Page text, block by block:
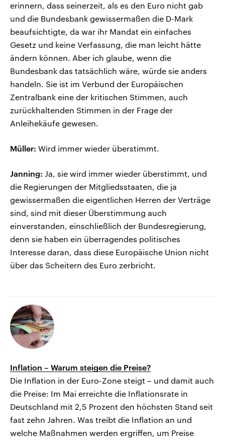
erinnern, dass seinerzeit, als es den Euro nicht gab
und die Bundesbank gewissermaßen die D-Mark
beaufsichtigte, da war ihr Mandat ein einfaches
Gesetz und keine Verfassung, die man leicht hätte
ändern können. Aber ich glaube, wenn die
Bundesbank das tatsächlich wäre, würde sie anders
handeln. Sie ist im Verbund der Europäischen
Zentralbank eine der kritischen Stimmen, auch
zurückhaltenden Stimmen in der Frage der
Anleihekäufe gewesen.
Müller: Wird immer wieder überstimmt.
Janning: Ja, sie wird immer wieder überstimmt, und
die Regierungen der Mitgliedsstaaten, die ja
gewissermaßen die eigentlichen Herren der Verträge
sind, sind mit dieser Überstimmung auch
einverstanden, einschließlich der Bundesregierung,
denn sie haben ein überragendes politisches
Interesse daran, dass diese Europäische Union nicht
über das Scheitern des Euro zerbricht.
Inflation – Warum steigen die Preise?
Die Inflation in der Euro-Zone steigt – und damit auch
die Preise: Im Mai erreichte die Inflationsrate in
Deutschland mit 2,5 Prozent den höchsten Stand seit
fast zehn Jahren. Was treibt die Inflation an und
welche Maßnahmen werden ergriffen, um Preise